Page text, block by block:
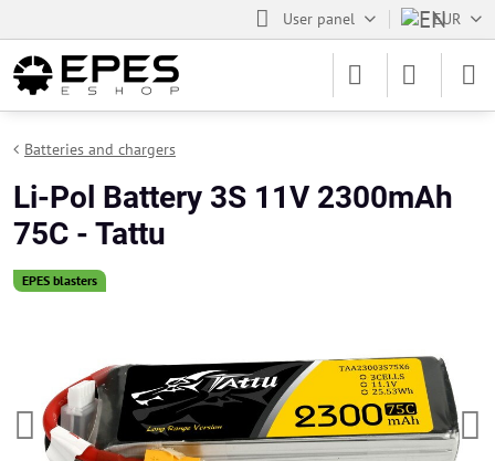
User panel EUR
EPES blasters
Batteries and chargers
Li-Pol Battery 3S 11V 2300mAh
75C - Tattu